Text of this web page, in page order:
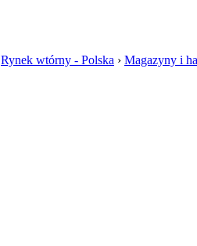
Rynek wtórny - Polska › Magazyny i